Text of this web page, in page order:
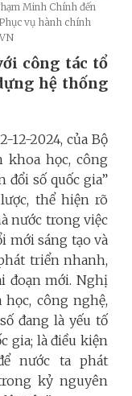
Minh Chính đến
vụ hành chính
công tác tổ
hệ thống
12-2024, của Bộ
khoa học, công
đổi số quốc gia”
thể hiện rõ
nước trong việc
mới sáng tạo và
triển nhanh,
đoạn mới. Nghị
công nghệ,
đang là yếu tố
gia; là điều kiện
nước ta phát
kỷ nguyên